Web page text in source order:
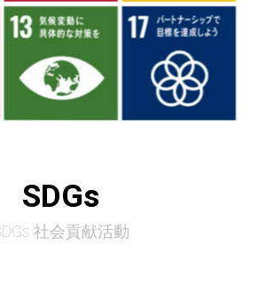
SDGs
社会貢献活動